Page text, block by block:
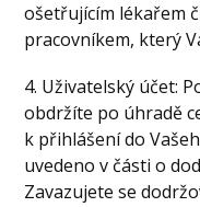
ošetřujícím lékařem
pracovníkem, který
4. Uživatelský účet:
obdržíte po úhradě
k přihlášení do
uvedeno v části o
Zavazujete se